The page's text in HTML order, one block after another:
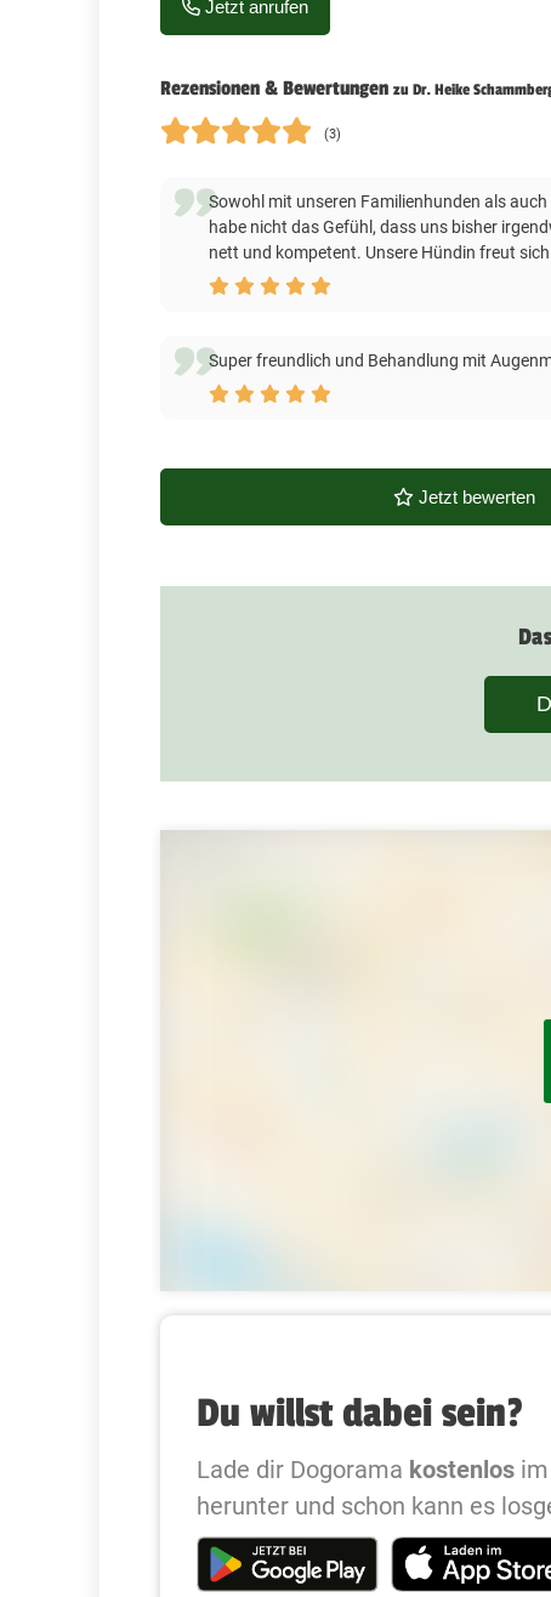
Jetzt anrufen
Rezensionen & Bewertungen zu Dr. Heike
(3)
Sowohl mit unseren Familienhunden als
habe nicht das Gefühl, dass uns bisher
nett und kompetent. Unsere Hündin freut
Super freundlich und Behandlung mit
Jetzt bewerten
Du willst dabei sein?
Lade dir Dogorama kostenlos
herunter und schon kann es